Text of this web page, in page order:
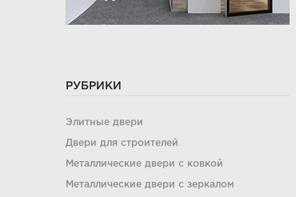
РУБРИКИ
Элитные двери
Двери для строителей
Металлические двери с ковкой
Металлические двери с зеркалом